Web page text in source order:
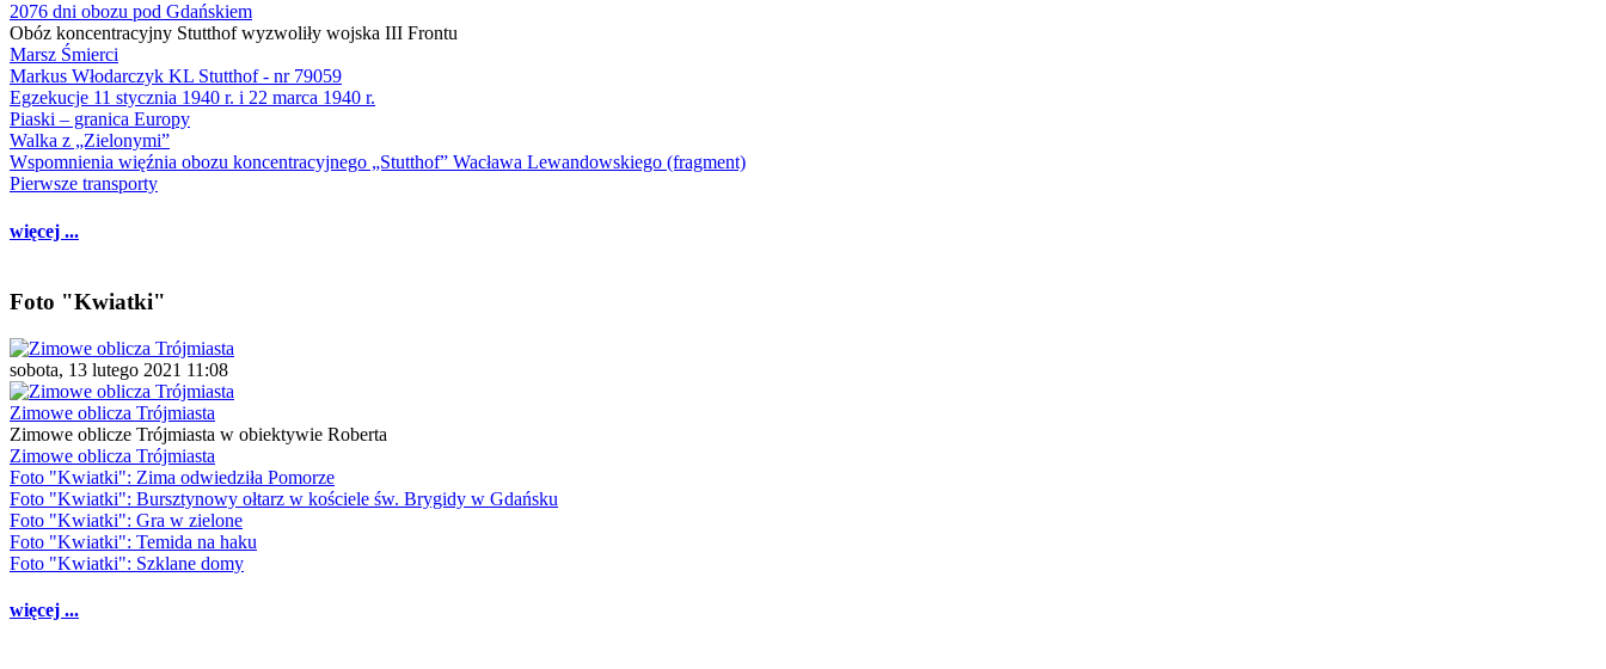
2076 dni obozu pod Gdańskiem
Obóz koncentracyjny Stutthof wyzwoliły wojska III Frontu
Marsz Śmierci
Markus Włodarczyk KL Stutthof - nr 79059
Egzekucje 11 stycznia 1940 r. i 22 marca 1940 r.
Piaski – granica Europy
Walka z „Zielonymi”
Wspomnienia więźnia obozu koncentracyjnego „Stutthof” Wacława Lewandowskiego (fragment)
Pierwsze transporty
więcej ...
Foto "Kwiatki"
sobota, 13 lutego 2021 11:08
Zimowe oblicza Trójmiasta
Zimowe oblicze Trójmiasta w obiektywie Roberta
Zimowe oblicza Trójmiasta
Foto "Kwiatki": Zima odwiedziła Pomorze
Foto "Kwiatki": Bursztynowy ołtarz w kościele św. Brygidy w Gdańsku
Foto "Kwiatki": Gra w zielone
Foto "Kwiatki": Temida na haku
Foto "Kwiatki": Szklane domy
więcej ...